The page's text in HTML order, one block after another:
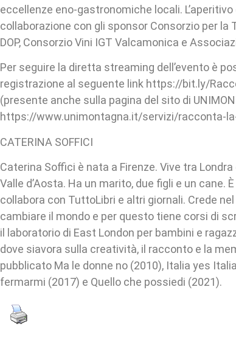
eccellenze eno-gastronomiche locali.
collaborazione con gli sponsor Consorzio per la
DOP, Consorzio Vini IGT Valcamonica e
Per seguire la diretta streaming dell’evento è
registrazione al seguente link https://bit.ly/
(presente anche sulla pagina del sito di
https://www.unimontagna.it/servizi/racconta-
CATERINA SOFFICI
Caterina Soffici è nata a Firenze. Vive tra
Valle d’Aosta. Ha un marito, due figli e un cane.
collabora con TuttoLibri e altri giornali. Crede
cambiare il mondo e per questo tiene corsi di
il laboratorio di East London per bambini e
dove siavora sulla creatività, il racconto e la
pubblicato Ma le donne no (2010), Italia yes
fermarmi (2017) e Quello che possiedi (2021).